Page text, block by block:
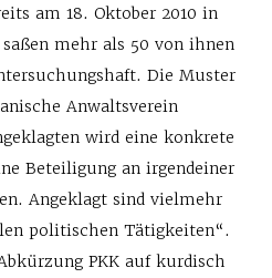
am 18. Oktober 2010 in
mehr als 50 von ihnen
Die Muster
Anwaltsverein
wird eine konkrete
Beteiligung an irgendeiner
Angeklagt sind vielmehr
politischen Tätigkeiten“.
PKK auf kurdisch